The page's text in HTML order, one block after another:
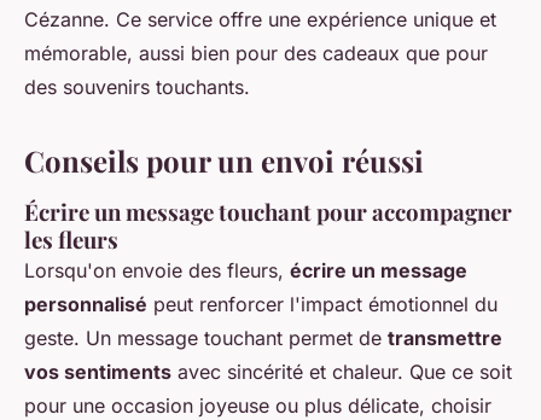
Cézanne. Ce service offre une expérience unique et
mémorable, aussi bien pour des cadeaux que pour
des souvenirs touchants.
Conseils pour un envoi réussi
Écrire un message touchant pour accompagner
les fleurs
Lorsqu'on envoie des fleurs, écrire un message
personnalisé peut renforcer l'impact émotionnel du
geste. Un message touchant permet de transmettre
vos sentiments avec sincérité et chaleur. Que ce soit
pour une occasion joyeuse ou plus délicate, choisir